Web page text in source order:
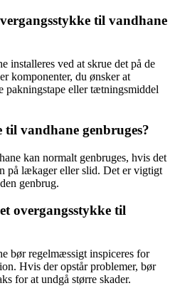
til vandhane
installeres ved at skrue det på de
komponenter, du ønsker at
pakningstape eller tætningsmiddel
vandhane genbruges?
kan normalt genbruges, hvis det
på lækager eller slid. Det er vigtigt
genbrug.
overgangsstykke til
bør regelmæssigt inspiceres for
Hvis der opstår problemer, bør
for at undgå større skader.